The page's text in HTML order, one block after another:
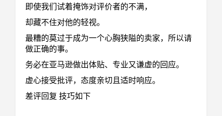
即使我们试着掩饰对评价者的不满，
却藏不住对他的轻视。
最糟的莫过于成为一个心胸狭隘的卖家，所以请
做正确的事。
务必在亚马逊做出体贴、专业又谦虚的回应。
虚心接受批评，态度亲切且适时响应。
差评回复 技巧如下